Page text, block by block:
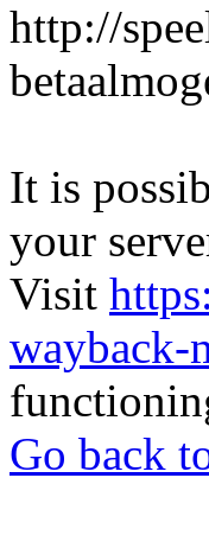
http://
It is
your
Visit
wayback-
Go back